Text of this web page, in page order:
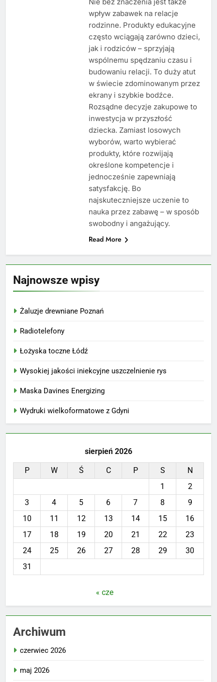
wpływ zabawek na relacje
rodzinne. Produkty edukacyjne
często wciągają zarówno dzieci,
jak i rodziców – sprzyjają
wspólnemu spędzaniu czasu i
budowaniu relacji. To duży atut
w świecie zdominowanym przez
ekrany i szybkie bodźce.
Rozsądne decyzje zakupowe to
inwestycja w przyszłość
dziecka. Zamiast losowych
wyborów, warto wybierać
produkty, które rozwijają
określone kompetencje i
jednocześnie zapewniają
satysfakcję. Bo
najskuteczniejsze uczenie to
nauka przez zabawę – w sposób
swobodny i angażujący.
Read More
Najnowsze wpisy
Żaluzje drewniane Poznań
Radiotelefony
Łożyska toczne Łódź
Wysokiej jakości iniekcyjne uszczelnienie rys
Maska Davines Energizing
Wydruki wielkoformatowe z Gdyni
sierpień 2026
P W Ś C P S
N
1
2
3
4 5 6 7 8
9
10
11 12 13 14 15
16
17
18 19 20 21 22
23
24
25 26 27 28 29
30
31
« cze
Archiwum
czerwiec 2026
maj 2026